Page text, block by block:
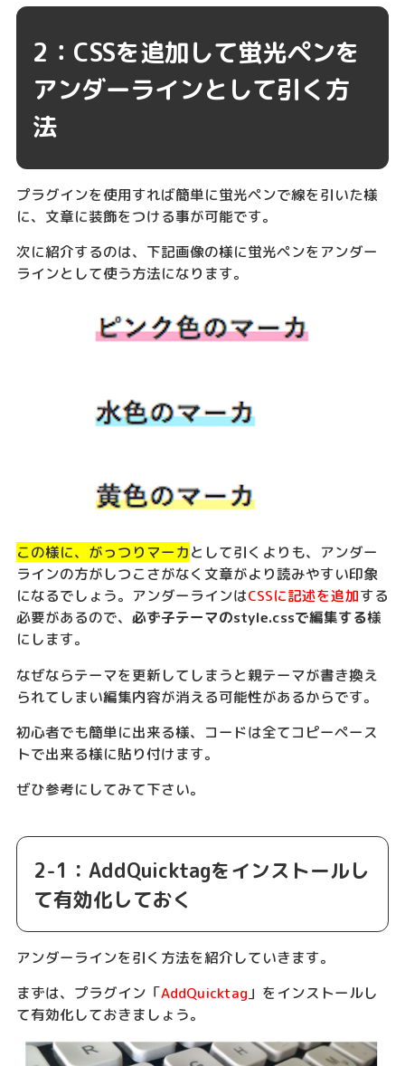
2：CSSを追加して蛍光ペンを
アンダーラインとして引く方
法
プラグインを使用すれば簡単に蛍光ペンで線を引いた様
に、文章に装飾をつける事が可能です。
次に紹介するのは、下記画像の様に蛍光ペンをアンダー
ラインとして使う方法になります。
この様に、がっつりマーカとして引くよりも、アンダー
ラインの方がしつこさがなく文章がより読みやすい印象
になるでしょう。アンダーラインはCSSに記述を追加する
必要があるので、 必ず子テーマのstyle.cssで編集する様
にします。
なぜならテーマを更新してしまうと親テーマが書き換え
られてしまい編集内容が消える可能性があるからです。
初心者でも簡単に出来る様、コードは全てコピーペース
トで出来る様に貼り付けます。
ぜひ参考にしてみて下さい。
2-1：AddQuicktagをインストールし
て有効化しておく
アンダーラインを引く方法を紹介していきます。
まずは、プラグイン「AddQuicktag 」をインストールし
て有効化しておきましょう。